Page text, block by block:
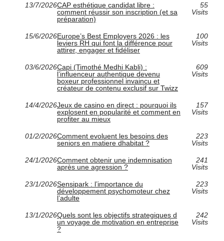
13/7/2026CAP esthétique candidat libre :
comment réussir son inscription (et sa
préparation)
55
Visits
15/6/2026Europe’s Best Employers 2026 : les
leviers RH qui font la différence pour
attirer, engager et fidéliser
100
Visits
03/6/2026Capi (Timothé Medhi Kabli) :
l’influenceur authentique devenu
boxeur professionnel invaincu et
créateur de contenu exclusif sur Twizz
609
Visits
14/4/2026Jeux de casino en direct : pourquoi ils
explosent en popularité et comment en
profiter au mieux
157
Visits
01/2/2026Comment evoluent les besoins des
seniors en matiere dhabitat ?
223
Visits
24/1/2026Comment obtenir une indemnisation
après une agression ?
241
Visits
23/1/2026Sensipark : l’importance du
développement psychomoteur chez
l’adulte
223
Visits
13/1/2026Quels sont les objectifs strategiques d
un voyage de motivation en entreprise
?
242
Visits